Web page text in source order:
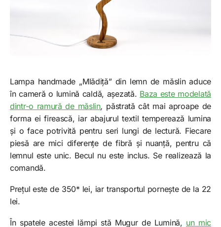
Lampa handmade „Mlădiță” din lemn de măslin aduce
în cameră o lumină caldă, așezată. Baza este modelată
dintr-o ramură de măslin, păstrată cât mai aproape de
forma ei firească, iar abajurul textil temperează lumina
și o face potrivită pentru seri lungi de lectură. Fiecare
piesă are mici diferențe de fibră și nuanță, pentru că
lemnul este unic. Becul nu este inclus. Se realizează la
comandă.
Prețul este de 350* lei, iar transportul pornește de la 22
lei.
În spatele acestei lămpi stă Mugur de Lumină, un mic